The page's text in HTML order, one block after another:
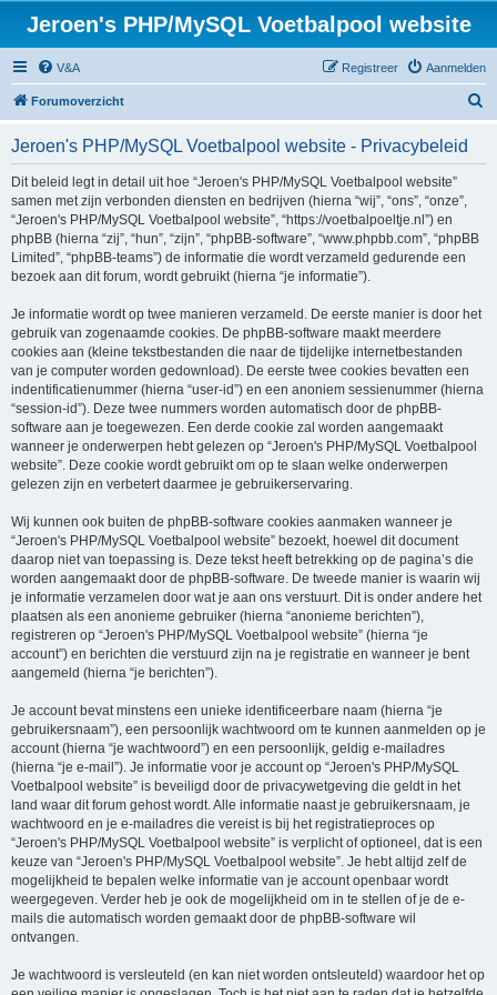
Jeroen's PHP/MySQL Voetbalpool website
V&A Aanmelden
Registreer
Forumoverzicht
Jeroen's PHP/MySQL Voetbalpool website - Privacybeleid
Dit beleid legt in detail uit hoe “Jeroen's PHP/MySQL Voetbalpool website”
samen met zijn verbonden diensten en bedrijven (hierna “wij”, “ons”, “onze”,
“Jeroen's PHP/MySQL Voetbalpool website”, “https://voetbalpoeltje.nl”) en
phpBB (hierna “zij”, “hun”, “zijn”, “phpBB-software”, “www.phpbb.com”, “phpBB
Limited”, “phpBB-teams”) de informatie die wordt verzameld gedurende een
bezoek aan dit forum, wordt gebruikt (hierna “je informatie”).
Je informatie wordt op twee manieren verzameld. De eerste manier is door het
gebruik van zogenaamde cookies. De phpBB-software maakt meerdere
cookies aan (kleine tekstbestanden die naar de tijdelijke internetbestanden
van je computer worden gedownload). De eerste twee cookies bevatten een
indentificatienummer (hierna “user-id”) en een anoniem sessienummer (hierna
“session-id”). Deze twee nummers worden automatisch door de phpBB-
software aan je toegewezen. Een derde cookie zal worden aangemaakt
wanneer je onderwerpen hebt gelezen op “Jeroen's PHP/MySQL Voetbalpool
website”. Deze cookie wordt gebruikt om op te slaan welke onderwerpen
gelezen zijn en verbetert daarmee je gebruikerservaring.
Wij kunnen ook buiten de phpBB-software cookies aanmaken wanneer je
“Jeroen's PHP/MySQL Voetbalpool website” bezoekt, hoewel dit document
daarop niet van toepassing is. Deze tekst heeft betrekking op de pagina’s die
worden aangemaakt door de phpBB-software. De tweede manier is waarin wij
je informatie verzamelen door wat je aan ons verstuurt. Dit is onder andere het
plaatsen als een anonieme gebruiker (hierna “anonieme berichten”),
registreren op “Jeroen's PHP/MySQL Voetbalpool website” (hierna “je
account”) en berichten die verstuurd zijn na je registratie en wanneer je bent
aangemeld (hierna “je berichten”).
Je account bevat minstens een unieke identificeerbare naam (hierna “je
gebruikersnaam”), een persoonlijk wachtwoord om te kunnen aanmelden op je
account (hierna “je wachtwoord”) en een persoonlijk, geldig e-mailadres
(hierna “je e-mail”). Je informatie voor je account op “Jeroen's PHP/MySQL
Voetbalpool website” is beveiligd door de privacywetgeving die geldt in het
land waar dit forum gehost wordt. Alle informatie naast je gebruikersnaam, je
wachtwoord en je e-mailadres die vereist is bij het registratieproces op
“Jeroen's PHP/MySQL Voetbalpool website” is verplicht of optioneel, dat is een
keuze van “Jeroen's PHP/MySQL Voetbalpool website”. Je hebt altijd zelf de
mogelijkheid te bepalen welke informatie van je account openbaar wordt
weergegeven. Verder heb je ook de mogelijkheid om in te stellen of je de e-
mails die automatisch worden gemaakt door de phpBB-software wil
ontvangen.
Je wachtwoord is versleuteld (en kan niet worden ontsleuteld) waardoor het op